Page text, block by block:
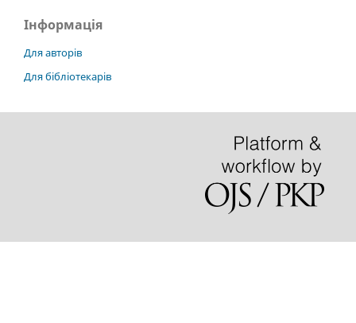
Інформація
Для авторів
Для бібліотекарів